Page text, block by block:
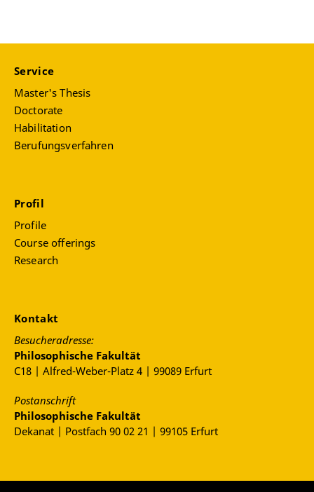
Service
Master's Thesis
Doctorate
Habilitation
Berufungsverfahren
Profil
Profile
Course offerings
Research
Kontakt
Besucheradresse:
Philosophische Fakultät
C18 | Alfred-Weber-Platz 4 | 99089 Erfurt
Postanschrift
Philosophische Fakultät
Dekanat | Postfach 90 02 21 | 99105 Erfurt